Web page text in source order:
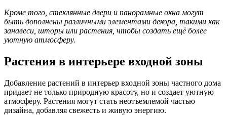
Кроме того, стеклянные двери и панорамные окна могут
быть дополнены различными элементами декора, такими как
занавеси, шторы или растения, чтобы создать ещё более
уютную атмосферу.
Растения в интерьере входной зоны
Добавление растений в интерьер входной зоны частного дома
придает не только природную красоту, но и создает уютную
атмосферу. Растения могут стать неотъемлемой частью
дизайна, добавляя свежесть и живую энергию.